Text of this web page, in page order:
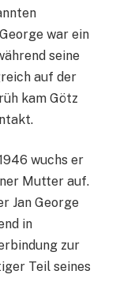
war ein
seine
auf der
kam Götz
wuchs er
Mutter auf.
Jan George
in
zur
Teil seines